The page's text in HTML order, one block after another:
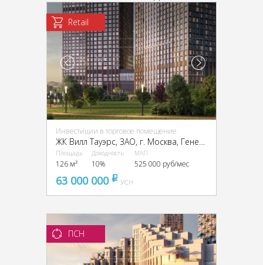
Retail
Инвестиции в торговое помещение
ЖК Вилл Тауэрс, ЗАО, г. Москва, Генерала Дорохова пр-кт, вл1к3
Площадь
126 м²
Доходность
10%
МАП
525 000 руб/мес
63 000 000 pуб
УСН
ПСН